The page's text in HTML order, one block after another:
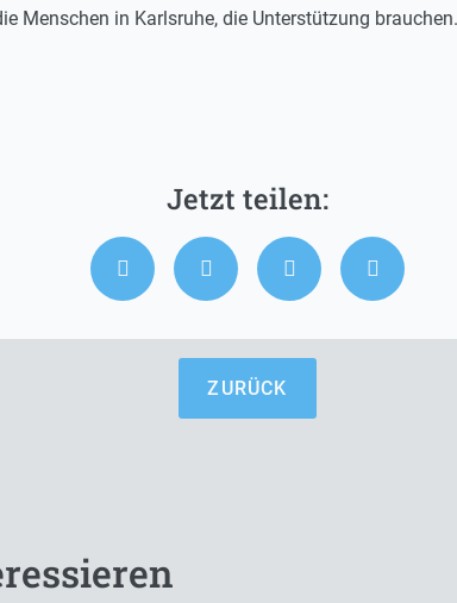
Menschen in Karlsruhe, die Unterstützung
ZURÜCK